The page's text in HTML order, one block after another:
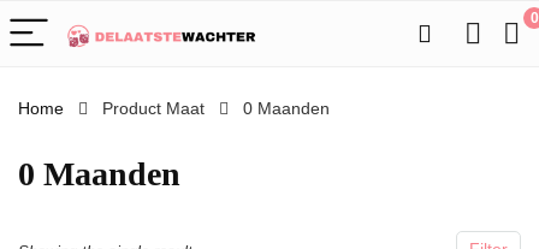
0
Home Product Maat 0 Maanden
0 Maanden